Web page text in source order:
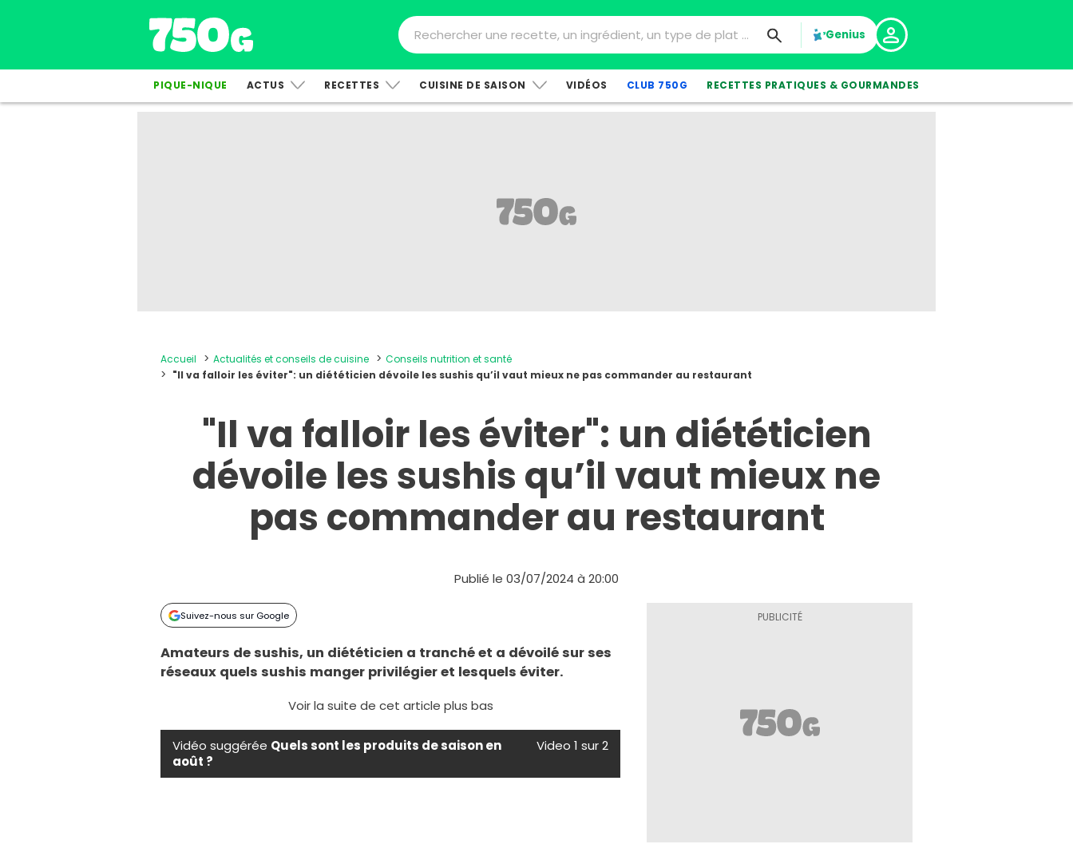
Genius
PIQUE-NIQUE ACTUS RECETTES CUISINE DE SAISON VIDÉOS CLUB 750G RECETTES PRATIQUES & GOURMANDES
Accueil Actualités et conseils de cuisine
Conseils nutrition et santé
"Il va falloir les éviter": un diététicien dévoile les sushis qu’il vaut mieux ne pas commander au restaurant
"Il va falloir les éviter": un diététicien
dévoile les sushis qu’il vaut mieux ne
pas commander au restaurant
Publié le 03/07/2024 à 20:00
Suivez-nous sur Google
Amateurs de sushis, un diététicien a tranché et a dévoilé sur ses
réseaux quels sushis manger privilégier et lesquels éviter.
Voir la suite de cet article plus bas
Vidéo suggérée Quels sont les produits de saison en
août ?
Video 1 sur 2